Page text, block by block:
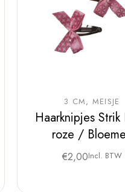
3 CM MEISJE
Haarknipjes Strik
roze /
€2,00Incl. BTW